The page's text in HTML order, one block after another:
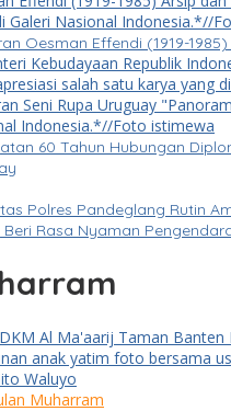
Oesman Effendi (1919-
60 Tahun Hubungan
Polres Pandeglang Rutin
Beri Rasa Nyaman
Muharram